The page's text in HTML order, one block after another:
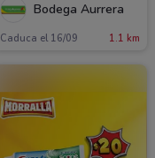
Bodega Aurrera
Caduca el 16/09 1.1 km